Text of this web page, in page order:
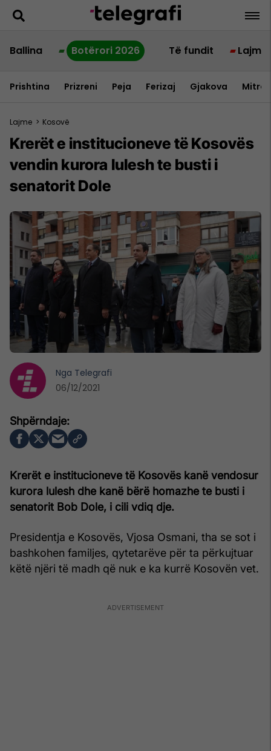
Ballina Botërori 2026 Të fundit Lajme
Prishtina Prizreni Peja Ferizaj Gjakova
Lajme > Kosovë
​Krerët e institucioneve të Kosovës
vendin kurora lulesh te busti i
senatorit Dole
Krerët e institucioneve të Kosovës kanë vendosur
kurora lulesh dhe kanë bërë homazhe te busti i
senatorit Bob Dole, i cili vdiq dje.
Presidentja e Kosovës, Vjosa Osmani, tha se sot i
bashkohen familjes, qytetarëve për ta përkujtuar
këtë njëri të madh që nuk e ka kurrë Kosovën vet.
Nga Telegrafi
06/12/2021